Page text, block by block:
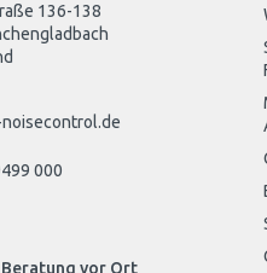
136-138
000
Beratung vor Ort